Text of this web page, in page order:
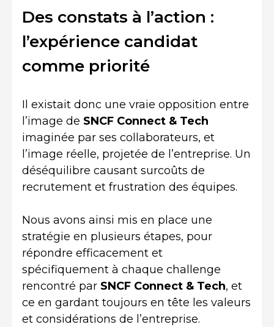
Des constats à l’action :
l’expérience candidat
comme priorité
Il existait donc une vraie opposition entre
l’image de SNCF Connect & Tech
imaginée par ses collaborateurs, et
l’image réelle, projetée de l’entreprise. Un
déséquilibre causant surcoûts de
recrutement et frustration des équipes.
Nous avons ainsi mis en place une
stratégie en plusieurs étapes, pour
répondre efficacement et
spécifiquement à chaque challenge
rencontré par SNCF Connect & Tech, et
ce en gardant toujours en tête les valeurs
et considérations de l’entreprise.